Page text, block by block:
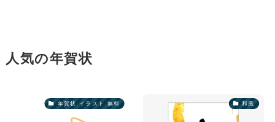
人気の年賀状
年賀状 イラスト 無料 和風